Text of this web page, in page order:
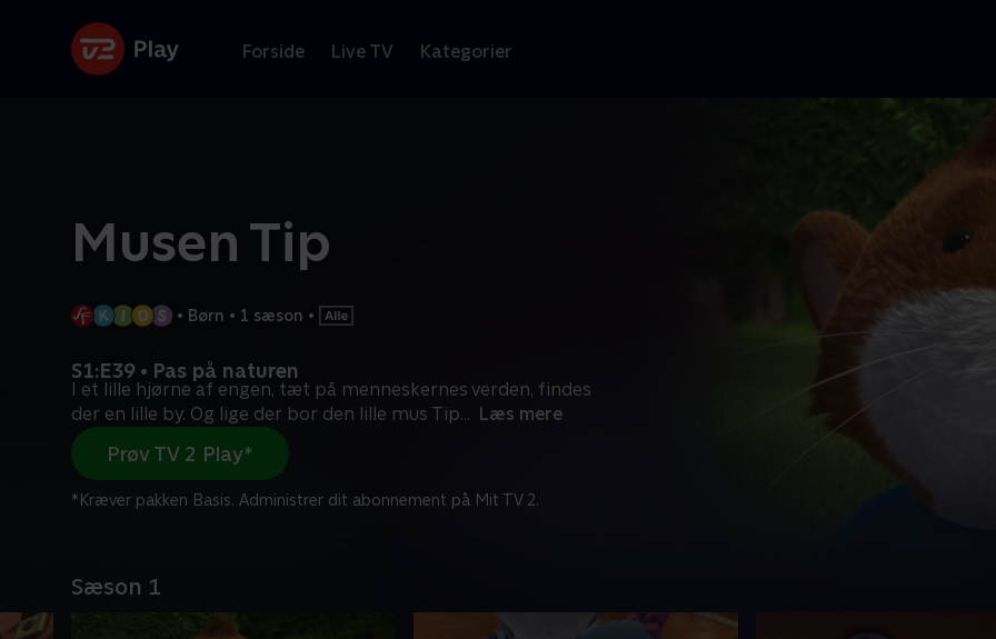
Forside Live TV Kategorier
Musen Tip
• Børn • 1 sæson •
S1:E39 • Pas på naturen
I et lille hjørne af engen, tæt på menneskernes verden, findes
der en lille by. Og lige der bor den lille mus Tip... Læs mere
Prøv TV 2 Play*
*Kræver pakken Basis. Administrer dit abonnement på Mit TV 2.
Sæson 1